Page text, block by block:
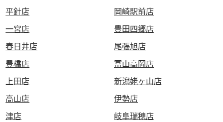
平針店
岡崎駅前店
一宮店
豊田四郷店
春日井店
尾張旭店
豊橋店
富山高岡店
上田店
新潟姥ヶ山店
高山店
伊勢店
津店
岐阜瑞穂店